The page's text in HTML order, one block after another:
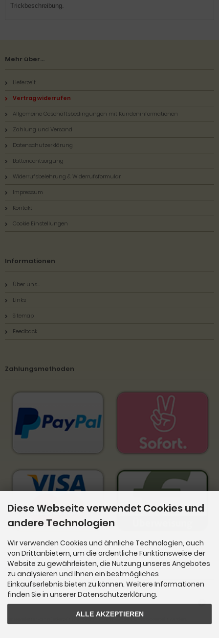
Trickbeschreibung.
Mehr über...
Lieferzeit
Vertrag widerrufen
Allgemeine Geschäftsbedingungen mit Kundeninformationen
Zahlung und Versand
Datenschutzerklärung
Batterieentsorgung
Widerrufsbelehrung & Widerrufsformular
Impressum
Kontakt
Cookie Einstellungen
Informationen
Über uns...
Links
Sitemap
Feedback
Zahlungsmethoden
Newsletter-Anmeldung
Diese Webseite verwendet Cookies und
andere Technologien
Wir verwenden Cookies und ähnliche Technologien, auch
von Drittanbietern, um die ordentliche Funktionsweise der
Website zu gewährleisten, die Nutzung unseres Angebotes
zu analysieren und Ihnen ein bestmögliches
Einkaufserlebnis bieten zu können. Weitere Informationen
finden Sie in unserer Datenschutzerklärung.
ALLE AKZEPTIEREN